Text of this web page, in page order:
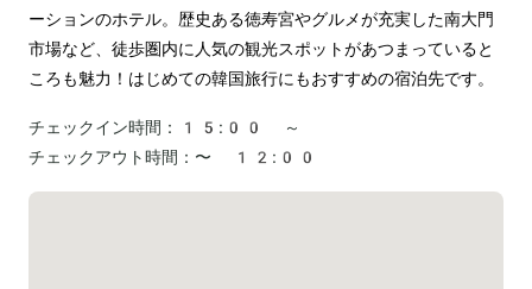
ーションのホテル。歴史ある徳寿宮やグルメが充実した南大門
市場など、徒歩圏内に人気の観光スポットがあつまっていると
ころも魅力！はじめての韓国旅行にもおすすめの宿泊先です。
チェックイン時間：
15:00 ～
チェックアウト時間： 〜 12:00